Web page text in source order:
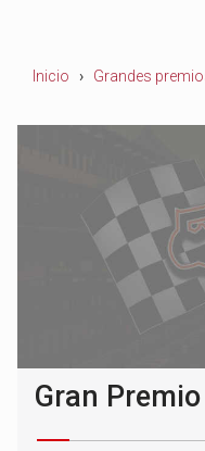
Inicio Grandes
Gran